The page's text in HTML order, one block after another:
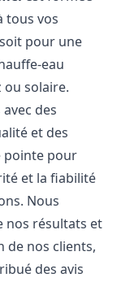
tous vos
pour une
eau
ou solaire.
des
et des
pointe pour
et la fiabilité
Nous
nos résultats et
de nos clients,
des avis